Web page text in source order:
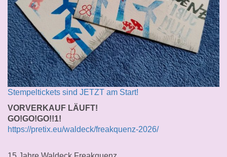
Stempeltickets sind JETZT am Start!
VORVERKAUF LÄUFT!
GO!GO!GO!!1!
https://pretix.eu/waldeck/freakquenz-2026/